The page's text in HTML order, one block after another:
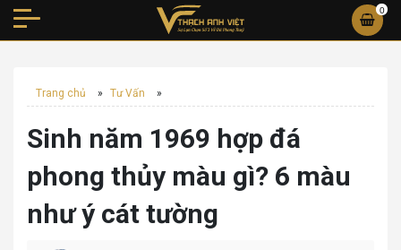
0
Trang chủ » Tư Vấn »
Sinh năm 1969 hợp đá
phong thủy màu gì? 6 màu
như ý cát tường